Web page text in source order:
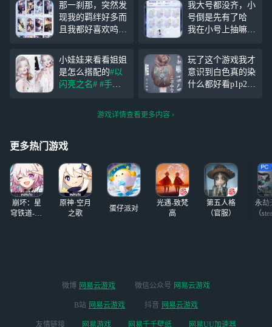
那一刹那，突然发
现我的羁绊好多而
且我都好喜欢呜呜
乐，虽然有些新阁
的SSR没抽到，但
是零氪玩家这么多
真的好快乐
我大号都没齐，小
号倒是先有了哈
我在小号上抽嘛，
不信能齐吗，你还
真给我齐哈。 我
在大号上说你怎么
不给我啊！小号都
小娃娃来看看姐姐
是怎么搭配的#以
闪亮之名# #手游
文案乱写不要介
意，美不，超好看
<)
玩了这个游戏我才
意识到白色真的染
什么都好看p1p2是
游戏详情查看更多内容
更多热门游戏
崩坏：星
穹铁道-4.4
原神·空月
之歌
蛋仔派对
光遇-致梵
高
第五人格
（官服）
永劫
（
微博 网易云游戏 微信公众号 网易云游戏
B站 网易云游戏 抖音 网易云游戏
友情链接 网易游戏 网易千千壁纸 网易UU加速器